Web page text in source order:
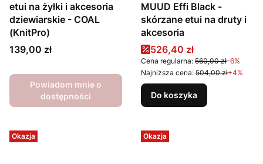
etui na żyłki i akcesoria
dziewiarskie - COAL
(KnitPro)
Cena
139,00 zł
Powiadom mnie o
dostępności
MUUD Effi Black -
skórzane etui na druty i
akcesoria
Cena promocyjna
526,40 zł
Cena regularna: 560,00 zł-6%
Najniższa cena: 504,00 zł+4%
Do koszyka
Okazja Okazja